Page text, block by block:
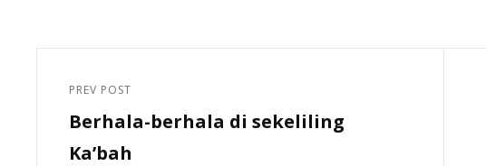
PREV POST
Berhala-berhala di sekeliling
Ka’bah